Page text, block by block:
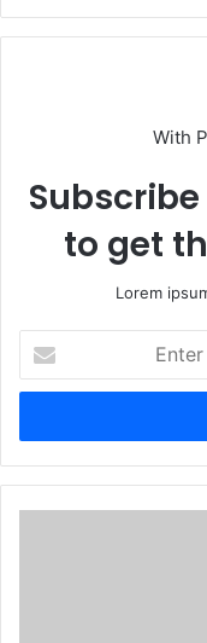
With
to get
Lorem
your
Email